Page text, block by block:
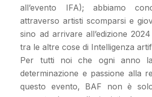
all’evento IFA); abbiamo
attraverso artisti scomparsi e
sino ad arrivare all’edizione
tra le altre cose di Intelligenza
Per tutti noi che ogni anno
determinazione e passione alla
questo evento, BAF non è